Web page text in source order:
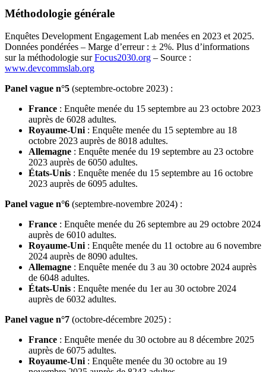
Méthodologie générale
Enquêtes Development Engagement Lab menées en 2023 et 2025.
Données pondérées – Marge d’erreur : ± 2%. Plus d’informations
sur la méthodologie surFocus2030.org – Source :
www.devcommslab.org
Panel vague n°5 (septembre-octobre 2023) :
France : Enquête menée du 15 septembre au 23 octobre 2023
auprès de 6028 adultes.
Royaume-Uni : Enquête menée du 15 septembre au 18
octobre 2023 auprès de 8018 adultes.
Allemagne : Enquête menée du 19 septembre au 23 octobre
2023 auprès de 6050 adultes.
États-Unis : Enquête menée du 15 septembre au 16 octobre
2023 auprès de 6095 adultes.
Panel vague n°6 (septembre-novembre 2024) :
France : Enquête menée du 26 septembre au 29 octobre 2024
auprès de 6010 adultes.
Royaume-Uni : Enquête menée du 11 octobre au 6 novembre
2024 auprès de 8090 adultes.
Allemagne : Enquête menée du 3 au 30 octobre 2024 auprès
de 6048 adultes.
États-Unis : Enquête menée du 1er au 30 octobre 2024
auprès de 6032 adultes.
Panel vague n°7 (octobre-décembre 2025) :
France : Enquête menée du 30 octobre au 8 décembre 2025
auprès de 6075 adultes.
Royaume-Uni : Enquête menée du 30 octobre au 19